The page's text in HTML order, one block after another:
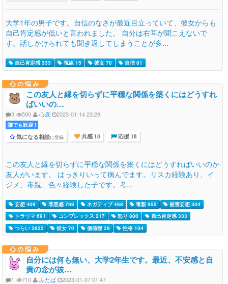
大学1年の男子です。自信のなさが最近目立っていて、彼女からも
自己肯定感が低いと言われました。 自分は右耳が聞こえないで
す。話しかけられても聞き返してしまうことが多...
自己肯定感 333 視線 15 彼女 70 自信 81
心の悩み
この友人と縁を切らずに平穏な関係を築くにはどうすれ
ばいいの…
3 590 心底 2023-01-14 23:29
誰でも歓迎 !
気になる相談に登録 共感 18 応援 18
この友人と縁を切らずに平穏な関係を築くにはどうすればいいのか
友人がいます。 はっきりいって病んでます。リスカ経験あり、イ
ジメ、毒親、色々経験した子です。考...
妄想 409 罪悪感 798 ネガティブ 468 毒親 955
被害妄想 304
トラウマ 691
コンプレックス 217 怒り 880
自己肯定感 333
つらい 2822
彼女 70 価値観 29 性格 104
心の悩み
自分には何も無い、大学2年生です。最近、不安感と自
責の念が抜…
1 710 ふたば 2023-01-07 01:47